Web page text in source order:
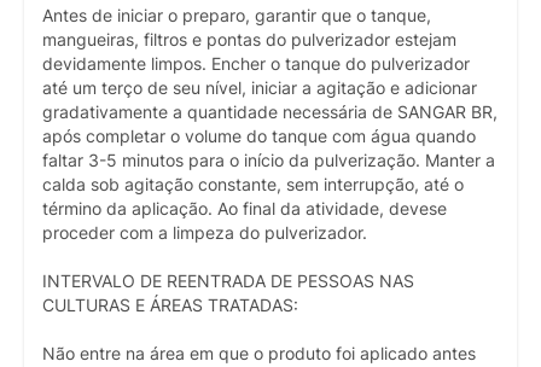
Antes de iniciar o preparo, garantir que o tanque,
mangueiras, filtros e pontas do pulverizador estejam
devidamente limpos. Encher o tanque do pulverizador
até um terço de seu nível, iniciar a agitação e adicionar
gradativamente a quantidade necessária de SANGAR BR,
após completar o volume do tanque com água quando
faltar 3-5 minutos para o início da pulverização. Manter a
calda sob agitação constante, sem interrupção, até o
término da aplicação. Ao final da atividade, devese
proceder com a limpeza do pulverizador.
INTERVALO DE REENTRADA DE PESSOAS NAS
CULTURAS E ÁREAS TRATADAS:
Não entre na área em que o produto foi aplicado antes